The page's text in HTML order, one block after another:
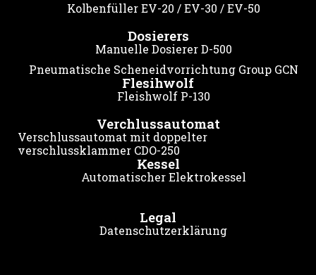
Kolbenfüller EV-20 / EV-30 / EV-50
Dosierers
Manuelle Dosierer D-500
Pneumatische Scheneidvorrichtung Group GCN
Flesihwolf
Fleishwolf P-130
Verchlussautomat
Verschlussautomat mit doppelter
verschlussklammer CDO-250
Kessel
Automatischer Elektrokessel
Legal
Datenschutzerklärung